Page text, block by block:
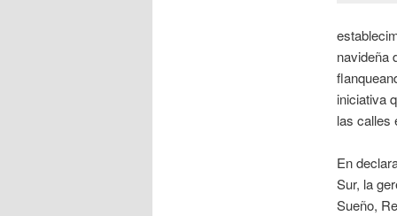
navideña
iniciativa
las calles
En
Sur, la
Sueño,